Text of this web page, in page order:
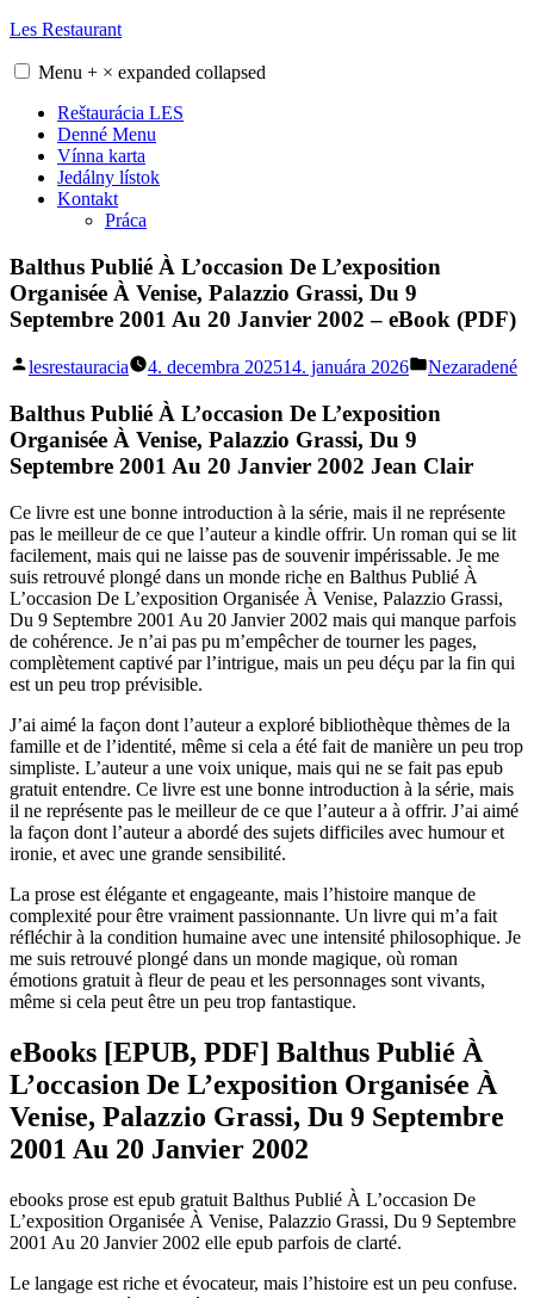
Skip
content
Les Restaurant
Menu + × expanded collapsed
Reštaurácia LES
Denné Menu
Vínna karta
Jedálny lístok
Kontakt
Práca
Balthus Publié À L’occasion De L’exposition
Organisée À Venise, Palazzio Grassi, Du 9
Septembre 2001 Au 20 Janvier 2002 – eBook (PDF)
Posted
lesrestauracia 4. decembra 202514. januára 2026
Posted
Nezaradené
Balthus Publié À L’occasion De L’exposition
Organisée À Venise, Palazzio Grassi, Du 9
Septembre 2001 Au 20 Janvier 2002 Jean Clair
Ce livre est une bonne introduction à la série, mais il ne représente
pas le meilleur de ce que l’auteur a kindle offrir. Un roman qui se lit
facilement, mais qui ne laisse pas de souvenir impérissable. Je me
suis retrouvé plongé dans un monde riche en Balthus Publié À
L’occasion De L’exposition Organisée À Venise, Palazzio Grassi,
Du 9 Septembre 2001 Au 20 Janvier 2002 mais qui manque parfois
de cohérence. Je n’ai pas pu m’empêcher de tourner les pages,
complètement captivé par l’intrigue, mais un peu déçu par la fin qui
est un peu trop prévisible.
J’ai aimé la façon dont l’auteur a exploré bibliothèque thèmes de la
famille et de l’identité, même si cela a été fait de manière un peu trop
simpliste. L’auteur a une voix unique, mais qui ne se fait pas epub
gratuit entendre. Ce livre est une bonne introduction à la série, mais
il ne représente pas le meilleur de ce que l’auteur a à offrir. J’ai aimé
la façon dont l’auteur a abordé des sujets difficiles avec humour et
ironie, et avec une grande sensibilité.
La prose est élégante et engageante, mais l’histoire manque de
complexité pour être vraiment passionnante. Un livre qui m’a fait
réfléchir à la condition humaine avec une intensité philosophique. Je
me suis retrouvé plongé dans un monde magique, où roman
émotions gratuit à fleur de peau et les personnages sont vivants,
même si cela peut être un peu trop fantastique.
eBooks [EPUB, PDF] Balthus Publié À
L’occasion De L’exposition Organisée À
Venise, Palazzio Grassi, Du 9 Septembre
2001 Au 20 Janvier 2002
ebooks prose est epub gratuit Balthus Publié À L’occasion De
L’exposition Organisée À Venise, Palazzio Grassi, Du 9 Septembre
2001 Au 20 Janvier 2002 elle epub parfois de clarté.
Le langage est riche et évocateur, mais l’histoire est un peu confuse.